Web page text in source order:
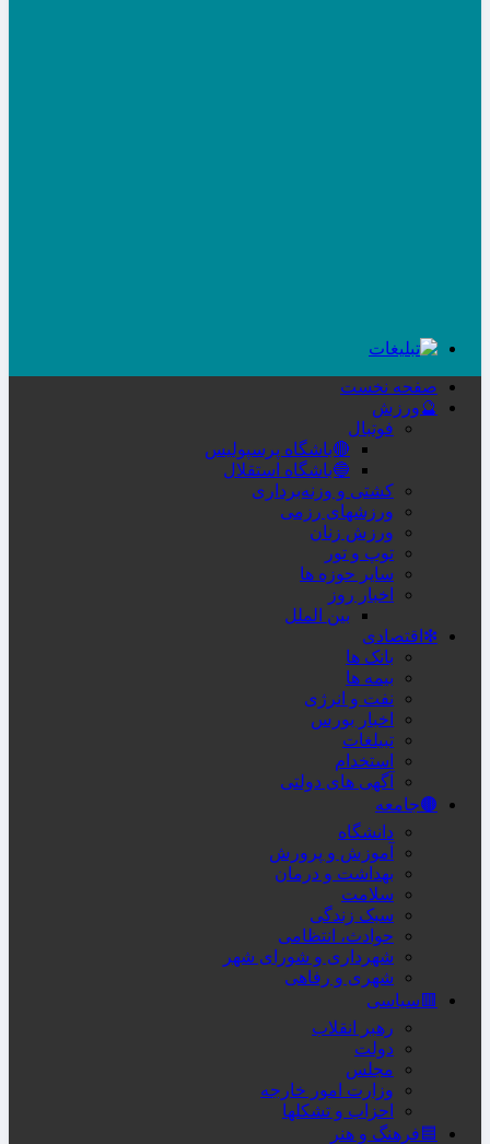
صفحه نخست
🔮ورزش
فوتبال
🔴باشگاه پرسپولیس
🔵باشگاه استقلال
کشتی و وزنه‌برداری
ورزشهای رزمی
ورزش زنان
توپ و تور
سایر حوزه ها
اخبار روز
بین الملل
❇اقتصادی
بانک ها
بیمه ها
نفت و انرژی
اخبار بورس
تبیلغات
استخدام
آگهی های دولتی
🟤جامعه
دانشگاه
آموزش و پرورش
بهداشت و درمان
سلامت
سبک زندگی
حوادث، انتظامی
شهرداری و شورای شهر
شهری و رفاهی
🟥سیاسی
رهبر انقلاب
دولت
مجلس
وزارت امور خارجه
احزاب و تشکلها
🟦فرهنگ و هنر